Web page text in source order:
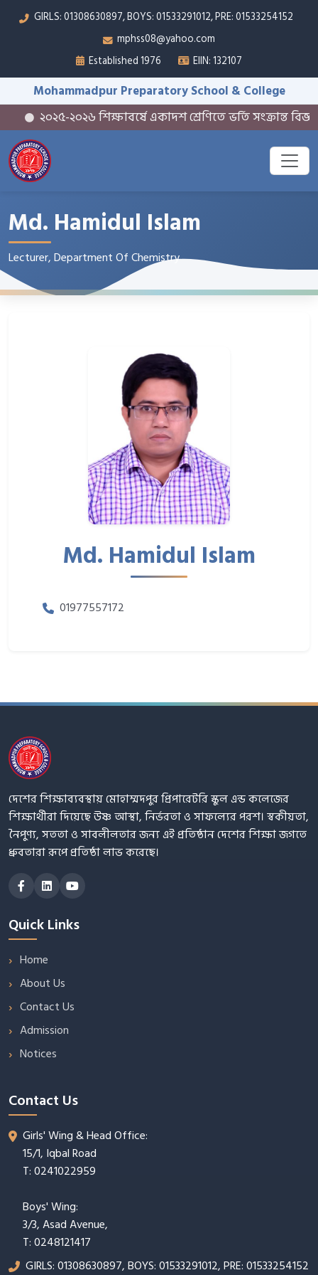
GIRLS: 01308630897, BOYS: 01533291012, PRE: 01533254152
mphss08@yahoo.com
Established 1976
EIIN: 132107
Mohammadpur Preparatory School & College
২০২৫-২০২৬ শিক্ষাবর্ষে একাদশ শ্রেণিতে ভর্তি সংক্রান্ত বিজ্ঞপ্তি
Md. Hamidul Islam
Lecturer, Department Of Chemistry
Md. Hamidul Islam
01977557172
দেশের শিক্ষাব্যবস্থায় মোহাম্মদপুর প্রিপারেটরি স্কুল এন্ড কলেজের
শিক্ষার্থীরা দিয়েছে উষ্ণ আস্থা, নির্ভরতা ও সাফল্যের পরশ। স্বকীয়তা,
নৈপুণ্য, সততা ও সাবলীলতার জন্য এই প্রতিষ্ঠান দেশের শিক্ষা জগতে
ধ্রুবতারা রূপে প্রতিষ্ঠা লাভ করেছে।
Quick Links
Home
About Us
Contact Us
Admission
Notices
Contact Us
Girls' Wing & Head Office:
15/1, Iqbal Road
T: 0241022959
Boys' Wing:
3/3, Asad Avenue,
T: 0248121417
GIRLS: 01308630897, BOYS: 01533291012, PRE: 01533254152